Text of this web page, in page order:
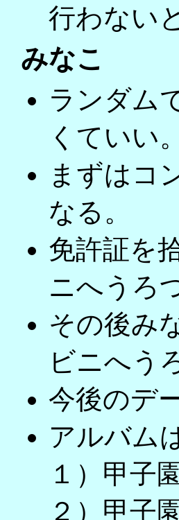
行わない
みなこ
ランダム
くていい。
まずはコ
なる。
免許証を
ニへうろ
その後み
ビニへう
今後のデ
アルバム
１）甲子
２）甲子